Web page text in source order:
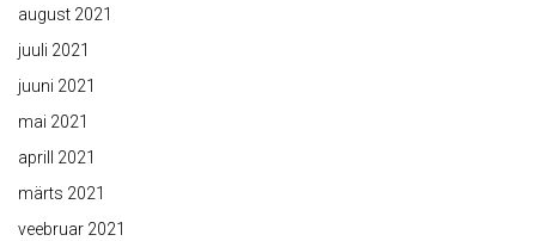
august 2021
juuli 2021
juuni 2021
mai 2021
aprill 2021
märts 2021
veebruar 2021